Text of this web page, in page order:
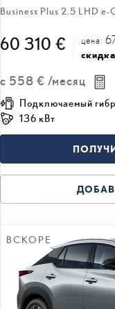
Business Plus 2.5 LHD
60 310 € цена:
с 558 € /месяц
Подключаемый
136 кВт
ВСКОРЕ